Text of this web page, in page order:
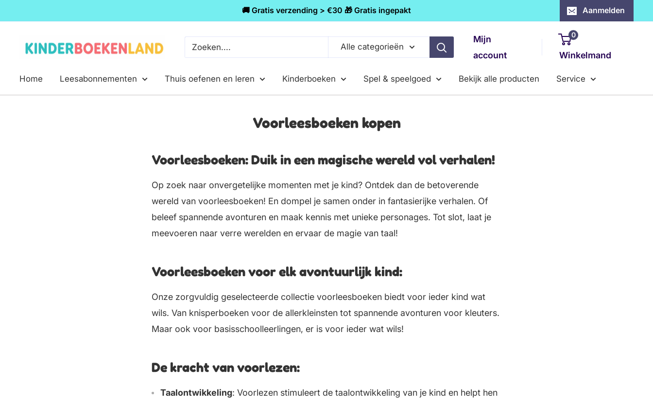
naar
🚚 Gratis verzending > €30 🎁 Gratis ingepakt Aanmelden
Kinderboekenland.nl
Alle categorieën
Mijn
account
0
Winkelmand
Home Leesabonnementen Thuis oefenen en leren Kinderboeken Spel & speelgoed Bekijk alle producten Service
Voorleesboeken kopen
Voorleesboeken: Duik in een magische wereld vol verhalen!
Op zoek naar onvergetelijke momenten met je kind? Ontdek dan de betoverende
wereld van voorleesboeken! En dompel je samen onder in fantasierijke verhalen. Of
beleef spannende avonturen en maak kennis met unieke personages. Tot slot, laat je
meevoeren naar verre werelden en ervaar de magie van taal!
Voorleesboeken voor elk avontuurlijk kind:
Onze zorgvuldig geselecteerde collectie voorleesboeken biedt voor ieder kind wat
wils. Van knisperboeken voor de allerkleinsten tot spannende avonturen voor kleuters.
Maar ook voor basisschoolleerlingen, er is voor ieder wat wils!
De kracht van voorlezen:
Taalontwikkeling: Voorlezen stimuleert de taalontwikkeling van je kind en helpt hen